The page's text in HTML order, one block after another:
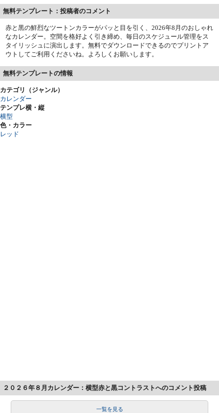
無料テンプレート：投稿者のコメント
赤と黒の鮮烈なツートンカラーがパッと目を引く、2026年8月のおしゃれ
なカレンダー。空間を格好よく引き締め、毎日のスケジュール管理をス
タイリッシュに演出します。無料でダウンロードできるのでプリントア
ウトしてご利用くださいね。よろしくお願いします。
無料テンプレートの情報
カテゴリ（ジャンル）
カレンダー
テンプレ横・縦
横型
色・カラー
レッド
２０２６年８月カレンダー：横型赤と黒コントラストへのコメント投稿
一覧を見る